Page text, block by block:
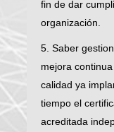
fin de dar
organización.
5. Saber
mejora
calidad ya
tiempo el
acreditada